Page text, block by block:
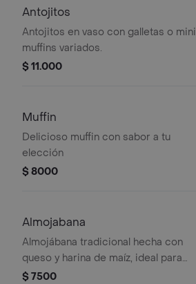
Antojitos
Antojitos en vaso con galletas o mini
muffins variados.
$ 11.000
Muffin
Delicioso muffin con sabor a tu
elección
$ 8000
Almojabana
Almojábana tradicional hecha con
queso y harina de maíz, ideal para
acompañar con café.
$ 7500